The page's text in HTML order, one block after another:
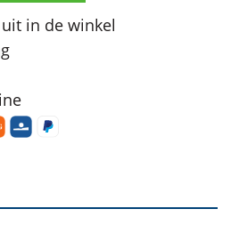
in de winkel